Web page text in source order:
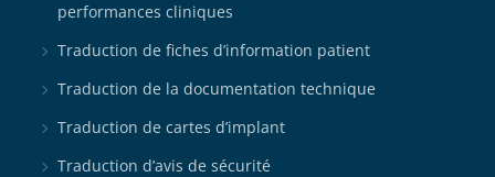
performances cliniques
Traduction de fiches d’information patient
Traduction de la documentation technique
Traduction de cartes d’implant
Traduction d’avis de sécurité